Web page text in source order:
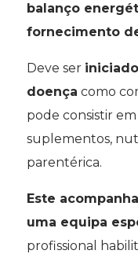
balanço
fornecimento
Deve ser
doença como
pode consistir
suplementos,
parentérica.
Este
uma equipa
profissional